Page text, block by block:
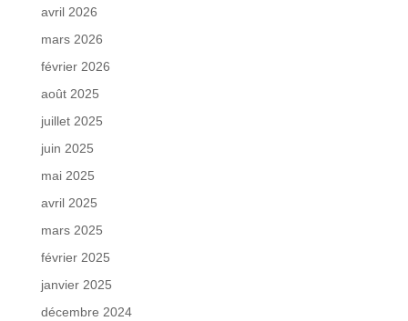
avril 2026
mars 2026
février 2026
août 2025
juillet 2025
juin 2025
mai 2025
avril 2025
mars 2025
février 2025
janvier 2025
décembre 2024